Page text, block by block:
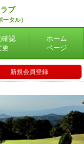
ブ
タル）
確認
更
ホーム
ページ
新規会員登録